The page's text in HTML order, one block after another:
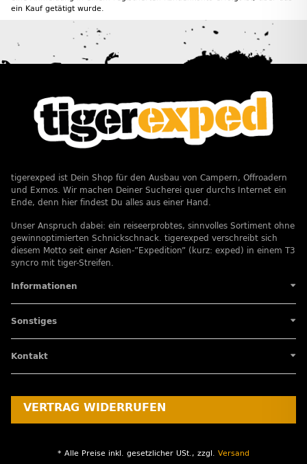
ein Kauf getätigt wurde.
tigerexped ist Dein Shop für den Ausbau von Campern, Offroadern
und Exmos. Wir machen Deiner Sucherei quer durchs Internet ein
Ende, denn hier findest Du alles aus einer Hand.
Unser Anspruch dabei: ein reiseerprobtes, sinnvolles Sortiment ohne
gewinnoptimierten Schnickschnack. tigerexped verschreibt sich
diesem Motto seit einer Asien-”Expedition” (kurz: exped) in einem T3
syncro mit tiger-Streifen.
Informationen
Sonstiges
Kontakt
VERTRAG WIDERRUFEN
* Alle Preise inkl. gesetzlicher USt., zzgl. Versand